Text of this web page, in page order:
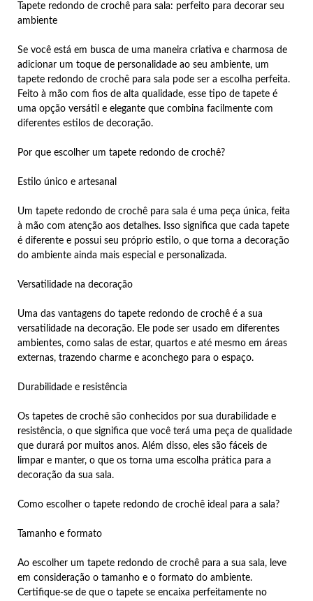
Tapete redondo de crochê para sala: perfeito para decorar seu
ambiente
Se você está em busca de uma maneira criativa e charmosa de
adicionar um toque de personalidade ao seu ambiente, um
tapete redondo de crochê para sala pode ser a escolha perfeita.
Feito à mão com fios de alta qualidade, esse tipo de tapete é
uma opção versátil e elegante que combina facilmente com
diferentes estilos de decoração.
Por que escolher um tapete redondo de crochê?
Estilo único e artesanal
Um tapete redondo de crochê para sala é uma peça única, feita
à mão com atenção aos detalhes. Isso significa que cada tapete
é diferente e possui seu próprio estilo, o que torna a decoração
do ambiente ainda mais especial e personalizada.
Versatilidade na decoração
Uma das vantagens do tapete redondo de crochê é a sua
versatilidade na decoração. Ele pode ser usado em diferentes
ambientes, como salas de estar, quartos e até mesmo em áreas
externas, trazendo charme e aconchego para o espaço.
Durabilidade e resistência
Os tapetes de crochê são conhecidos por sua durabilidade e
resistência, o que significa que você terá uma peça de qualidade
que durará por muitos anos. Além disso, eles são fáceis de
limpar e manter, o que os torna uma escolha prática para a
decoração da sua sala.
Como escolher o tapete redondo de crochê ideal para a sala?
Tamanho e formato
Ao escolher um tapete redondo de crochê para a sua sala, leve
em consideração o tamanho e o formato do ambiente.
Certifique-se de que o tapete se encaixa perfeitamente no